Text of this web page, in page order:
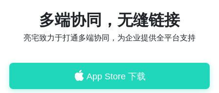
多端协同，无缝链接
亮宅致力于打通多端协同，为企业提供全平台支持
App Store 下载